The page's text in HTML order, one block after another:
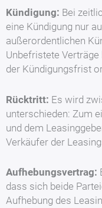
Kündigung: Bei
eine Kündigung nur
außerordentlichen
Unbefristete Verträge
der Kündigungsfrist
Rücktritt: Es wird
unterschieden: Zum
und dem
Verkäufer der
Aufhebungsvertrag:
dass sich beide
Aufhebung des